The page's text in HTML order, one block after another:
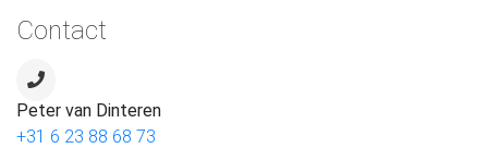
Contact
Peter van Dinteren
+31 6 23 88 68 73